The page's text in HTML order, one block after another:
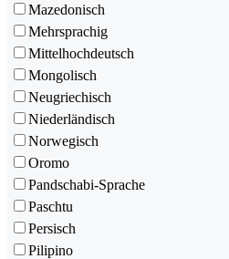
Mazedonisch
Mehrsprachig
Mittelhochdeutsch
Mongolisch
Neugriechisch
Niederländisch
Norwegisch
Oromo
Pandschabi-Sprache
Paschtu
Persisch
Pilipino